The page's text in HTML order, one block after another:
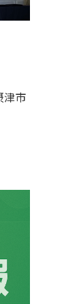
津市